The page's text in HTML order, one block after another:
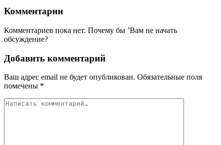
Комментарии
Комментариев пока нет. Почему бы ’Вам не начать
обсуждение?
Добавить комментарий
Ваш адрес email не будет опубликован. Обязательные поля
помечены *